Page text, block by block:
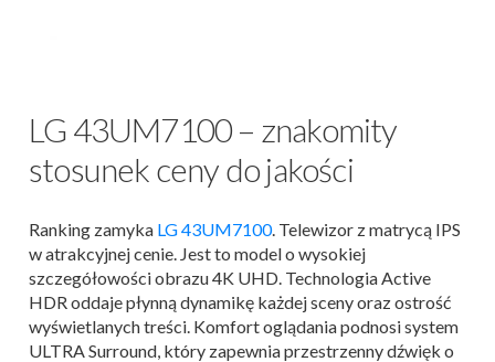
LG 43UM7100 – znakomity
stosunek ceny do jakości
Ranking zamyka LG 43UM7100. Telewizor z matrycą IPS
w atrakcyjnej cenie. Jest to model o wysokiej
szczegółowości obrazu 4K UHD. Technologia Active
HDR oddaje płynną dynamikę każdej sceny oraz ostrość
wyświetlanych treści. Komfort oglądania podnosi system
ULTRA Surround, który zapewnia przestrzenny dźwięk o